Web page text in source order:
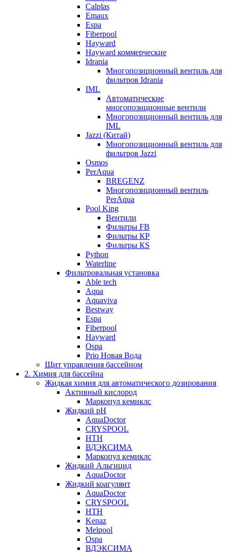
Calplas
Emaux
Espa
Fiberpool
Hayward
Hayward коммерческие
Idrania
Многопозиционный вентиль для
фильтров Idrania
IML
Автоматические
многопозиционные вентили
Многопозиционный вентиль для
IML
Jazzi (Китай)
Многопозиционный вентиль для
фильтров Jazzi
Osmos
PerAqua
BREGENZ
Многопозиционный вентиль
PerAqua
Pool King
Вентили
Фильтры FB
Фильтры КP
Фильтры КS
Python
Waterline
Фильтровальная установка
Able tech
Aqua
Aquaviva
Bestway
Espa
Fiberpool
Hayward
Ospa
Prio Новая Вода
Щит управления бассейном
2. Химия для бассейна
Жидкая химия для автоматического дозирования
Активный кислород
Маркопул кемиклс
Жидкий pH
AquaDoctor
CRYSPOOL
HTH
ВДЭКСИМА
Маркопул кемиклс
Жидкий Альгицид
AquaDoctor
Жидкий коагулянт
AquaDoctor
CRYSPOOL
HTH
Kenaz
Melpool
Ospa
ВДЭКСИМА